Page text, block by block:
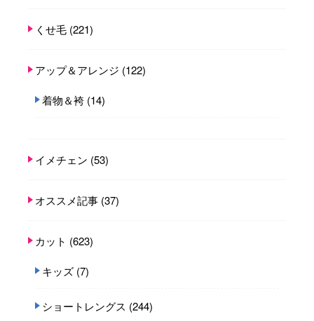
くせ毛 (221)
アップ＆アレンジ (122)
着物＆袴 (14)
イメチェン (53)
オススメ記事 (37)
カット (623)
キッズ (7)
ショートレングス (244)